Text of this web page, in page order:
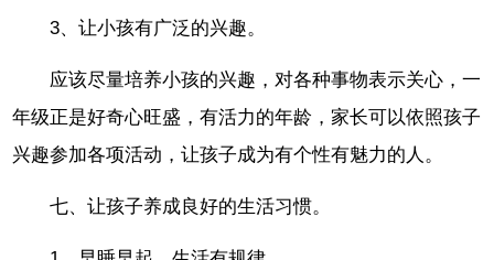
3、让小孩有广泛的兴趣。
应该尽量培养小孩的兴趣，对各种事物表示关心，一
年级正是好奇心旺盛，有活力的年龄，家长可以依照孩子
兴趣参加各项活动，让孩子成为有个性有魅力的人。
七、让孩子养成良好的生活习惯。